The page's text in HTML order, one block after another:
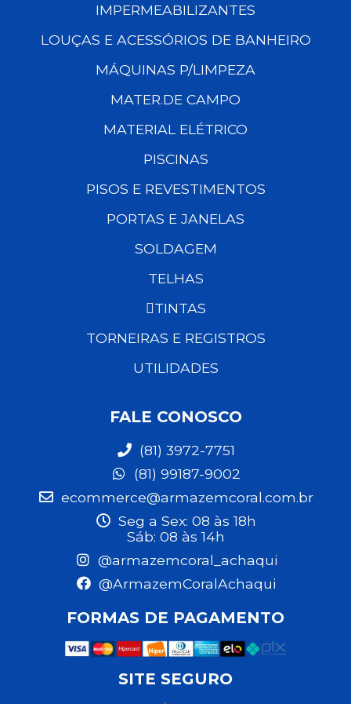
IMPERMEABILIZANTES
LOUÇAS E ACESSÓRIOS DE BANHEIRO
MÁQUINAS P/LIMPEZA
MATER.DE CAMPO
MATERIAL ELÉTRICO
PISCINAS
PISOS E REVESTIMENTOS
PORTAS E JANELAS
SOLDAGEM
TELHAS
TINTAS
TORNEIRAS E REGISTROS
UTILIDADES
FALE CONOSCO
(81) 3972-7751
(81) 99187-9002
ecommerce@armazemcoral.com.br
Seg a Sex: 08 às 18h
Sáb: 08 às 14h
@armazemcoral_achaqui
@ArmazemCoralAchaqui
FORMAS DE PAGAMENTO
SITE SEGURO